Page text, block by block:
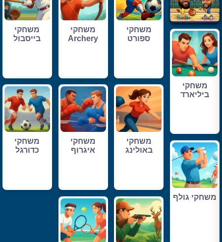
משחקי
ספורט
משחקי
Archery
משחקי
בייסבול
משחקי
ביליארד
משחקי
באולינג
משחקי
איגרוף
משחקי
כדורגל
משחקי גולף